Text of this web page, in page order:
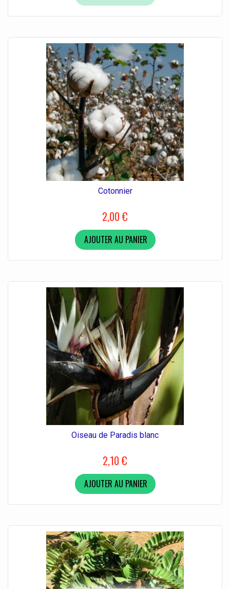
Cotonnier
2,00 €
AJOUTER AU PANIER
Oiseau de Paradis blanc
2,10 €
AJOUTER AU PANIER